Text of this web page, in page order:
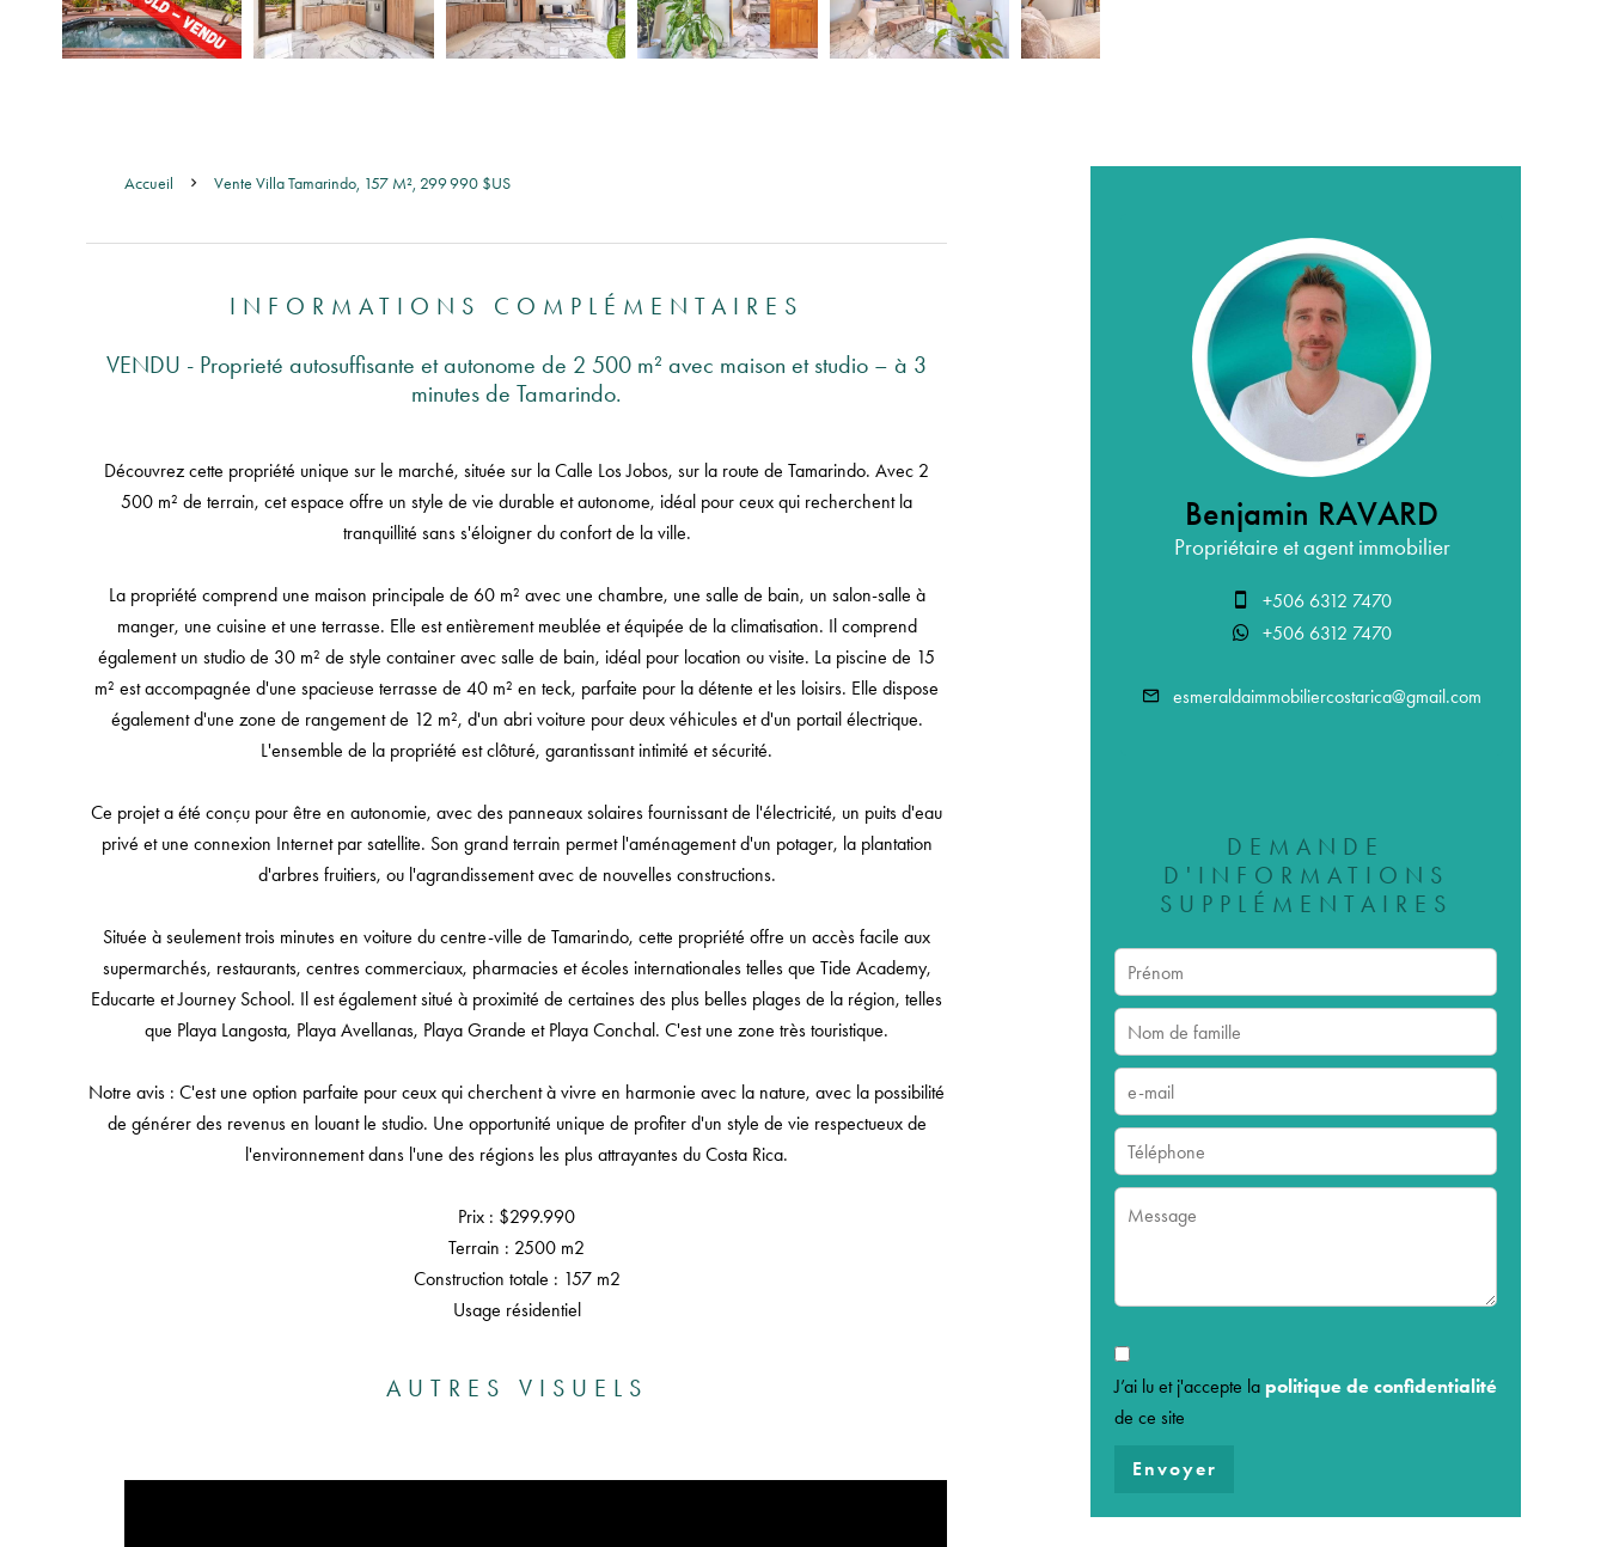
Accueil Vente Villa Tamarindo, 157 M², 299 990 $US
INFORMATIONS COMPLÉMENTAIRES
VENDU - Proprieté autosuffisante et autonome de 2 500 m² avec maison et studio – à 3
minutes de Tamarindo.
Découvrez cette propriété unique sur le marché, située sur la Calle Los Jobos, sur la route de Tamarindo. Avec 2
500 m² de terrain, cet espace offre un style de vie durable et autonome, idéal pour ceux qui recherchent la
tranquillité sans s'éloigner du confort de la ville.
La propriété comprend une maison principale de 60 m² avec une chambre, une salle de bain, un salon-salle à
manger, une cuisine et une terrasse. Elle est entièrement meublée et équipée de la climatisation. Il comprend
également un studio de 30 m² de style container avec salle de bain, idéal pour location ou visite. La piscine de 15
m² est accompagnée d'une spacieuse terrasse de 40 m² en teck, parfaite pour la détente et les loisirs. Elle dispose
également d'une zone de rangement de 12 m², d'un abri voiture pour deux véhicules et d'un portail électrique.
L'ensemble de la propriété est clôturé, garantissant intimité et sécurité.
Ce projet a été conçu pour être en autonomie, avec des panneaux solaires fournissant de l'électricité, un puits d'eau
privé et une connexion Internet par satellite. Son grand terrain permet l'aménagement d'un potager, la plantation
d'arbres fruitiers, ou l'agrandissement avec de nouvelles constructions.
Située à seulement trois minutes en voiture du centre-ville de Tamarindo, cette propriété offre un accès facile aux
supermarchés, restaurants, centres commerciaux, pharmacies et écoles internationales telles que Tide Academy,
Educarte et Journey School. Il est également situé à proximité de certaines des plus belles plages de la région, telles
que Playa Langosta, Playa Avellanas, Playa Grande et Playa Conchal. C'est une zone très touristique.
Notre avis : C'est une option parfaite pour ceux qui cherchent à vivre en harmonie avec la nature, avec la possibilité
de générer des revenus en louant le studio. Une opportunité unique de profiter d'un style de vie respectueux de
l'environnement dans l'une des régions les plus attrayantes du Costa Rica.
Prix : $299.990
Terrain : 2500 m2
Construction totale : 157 m2
Usage résidentiel
AUTRES VISUELS
Benjamin RAVARD
Propriétaire et agent immobilier
+506 6312 7470
+506 6312 7470
esmeraldaimmobiliercostarica@gmail.com
DEMANDE
D'INFORMATIONS
SUPPLÉMENTAIRES
J’ai lu et j'accepte la politique de confidentialité
de ce site
Envoyer